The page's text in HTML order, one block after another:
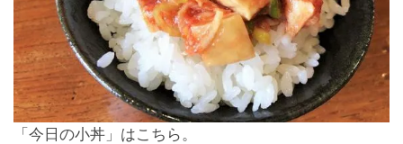
「今日の小丼」はこちら。